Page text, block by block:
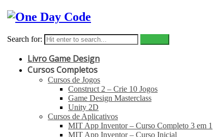
Search for:
Livro Game Design
Cursos Completos
Cursos de Jogos
Construct 2 – Crie 10 Jogos
Game Design Masterclass
Unity 2D
Cursos de Aplicativos
MIT App Inventor – Curso Completo 3 em 1
MIT App Inventor – Curso Inicial